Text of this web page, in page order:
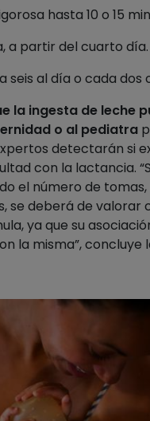
hasta 10 o 15
a partir del cuarto día.
seis al día o cada
la ingesta de leche
o al pediatra
detectarán si
con la lactancia.
el número de
se deberá de valorar
ya que su
la misma”, concluye